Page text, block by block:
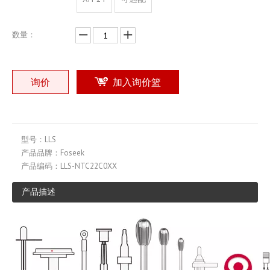
数量：
询价 加入询价篮
型号： LLS
产品品牌： Foseek
产品编码： LLS-NTC22C0XX
产品描述